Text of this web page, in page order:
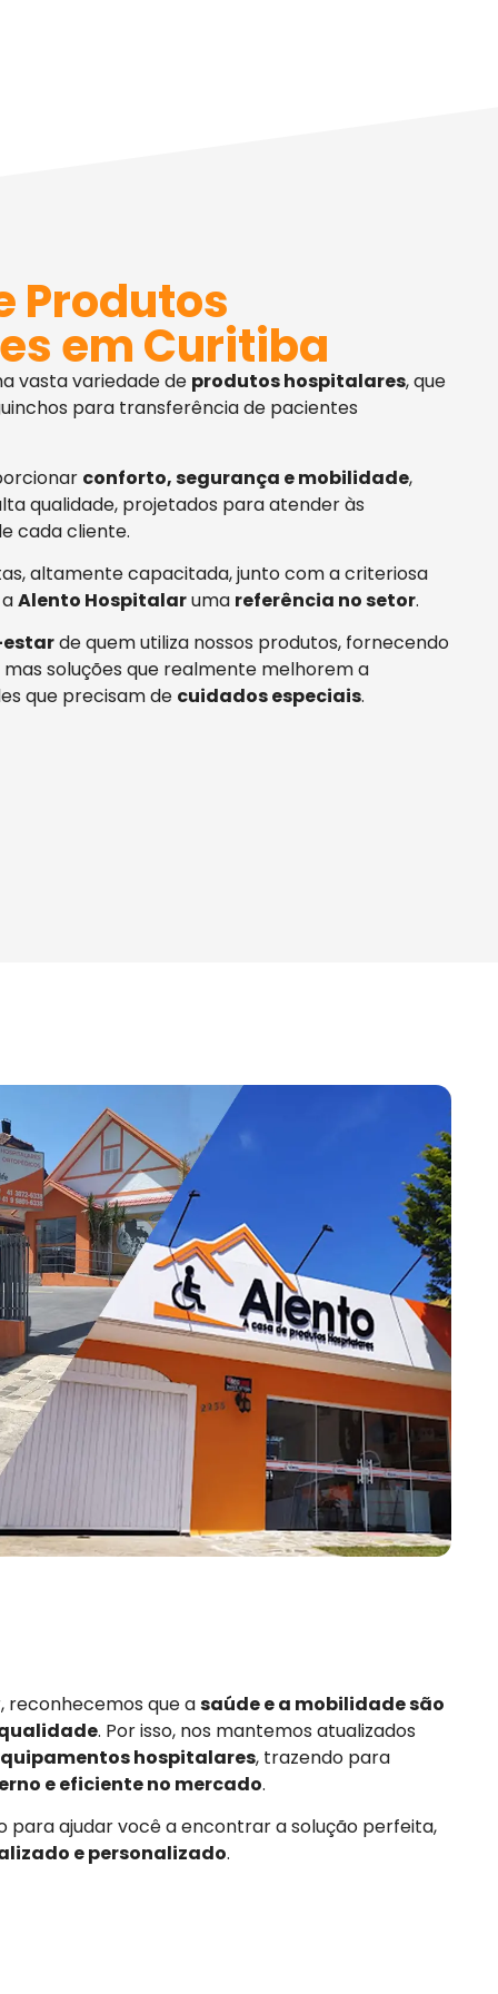
Produtos
em Curitiba
vasta variedade de produtos hospitalares, que
para transferência de pacientes
conforto, segurança e mobilidade,
qualidade, projetados para atender às
cada cliente.
altamente capacitada, junto com a criteriosa
Alento Hospitalaruma referência no setor.
de quem utiliza nossos produtos, fornecendo
soluções que realmente melhorem a
que precisam de cuidados especiais.
reconhecemos que asaúde e a mobilidade são
. Por isso, nos mantemos atualizados
hospitalares, trazendo para
e eficiente no mercado.
para ajudar você a encontrar a solução perfeita,
e personalizado.